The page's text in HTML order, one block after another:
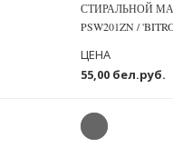
СТИРАЛЬНОЙ
PSW201ZN /
55,00 бел.руб.
ЦЕНА